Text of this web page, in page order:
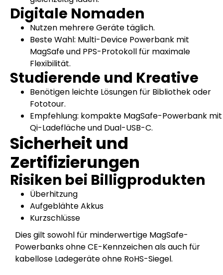
Digitale Nomaden
Nutzen mehrere Geräte täglich.
Beste Wahl: Multi-Device Powerbank mit
MagSafe und PPS-Protokoll für maximale
Flexibilität.
Studierende und Kreative
Benötigen leichte Lösungen für Bibliothek oder
Fototour.
Empfehlung: kompakte MagSafe-Powerbank mit
Qi-Ladefläche und Dual-USB-C.
Sicherheit und
Zertifizierungen
Risiken bei Billigprodukten
Überhitzung
Aufgeblähte Akkus
Kurzschlüsse
Dies gilt sowohl für minderwertige MagSafe-
Powerbanks ohne CE-Kennzeichen als auch für
kabellose Ladegeräte ohne RoHS-Siegel.